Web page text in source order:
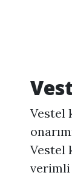
Vestel
Vestel
verimli